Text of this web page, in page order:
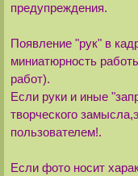
предупреждения.
Появление "рук" в
миниатюрность
работ).
Если руки и иные
творческого
пользователем!.
Если фото носит